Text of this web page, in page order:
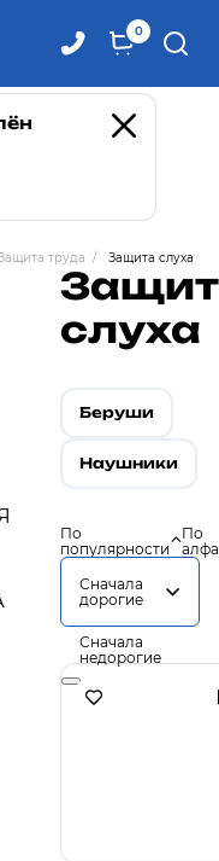
0
труда / Защита слуха
слуха
Беруши
Наушники
По
популярности
По
Сначала
дорогие
Сначала
недорогие